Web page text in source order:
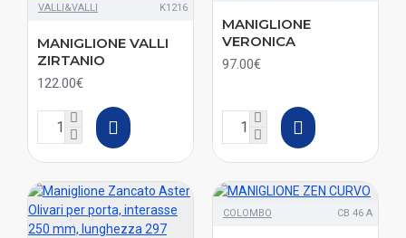
VALLI&VALLI K1216
MANIGLIONE VALLI
ZIRTANIO
122.00€
MANIGLIONE
VERONICA
97.00€
COLOMBO CB 46 A